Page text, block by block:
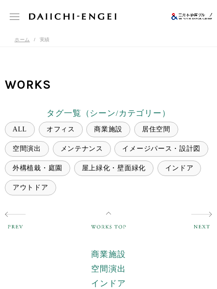
ホーム 実績
WORKS
タグ一覧（シーン/カテゴリー）
ALL オフィス 商業施設 居住空間
空間演出 メンテナンス イメージパース・設計図
外構植栽・庭園 屋上緑化・壁面緑化 インドア
アウトドア
商業施設
空間演出
インドア